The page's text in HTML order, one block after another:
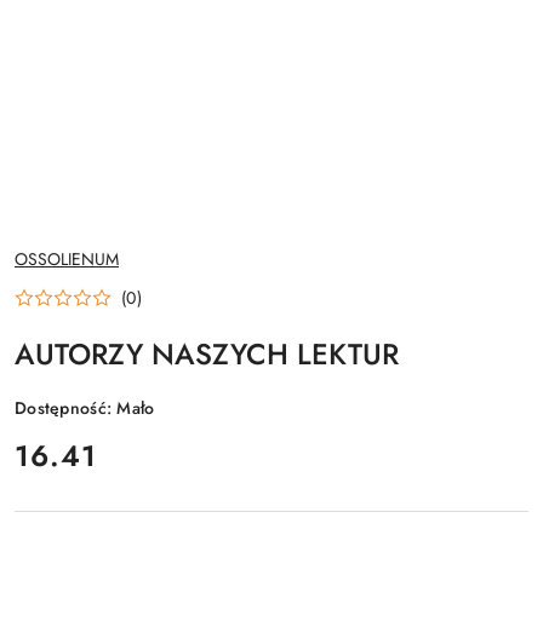
NAZWA
PRODUCENTA:
OSSOLIENUM
(0)
AUTORZY NASZYCH LEKTUR
Dostępność:Mało
cena:
16.41